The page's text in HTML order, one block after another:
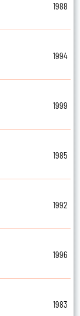
1988
1994
1999
1985
1992
1996
1983